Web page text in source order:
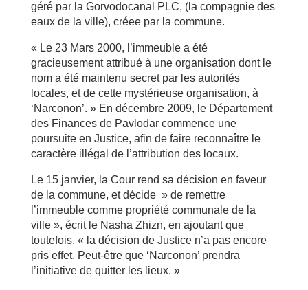
géré par la Gorvodocanal PLC, (la compagnie des
eaux de la ville), créee par la commune.
« Le 23 Mars 2000, l’immeuble a été
gracieusement attribué à une organisation dont le
nom a été maintenu secret par les autorités
locales, et de cette mystérieuse organisation, à
‘Narconon’. » En décembre 2009, le Département
des Finances de Pavlodar commence une
poursuite en Justice, afin de faire reconnaître le
caractère illégal de l’attribution des locaux.
Le 15 janvier, la Cour rend sa décision en faveur
de la commune, et décide » de remettre
l’immeuble comme propriété communale de la
ville », écrit le Nasha Zhizn, en ajoutant que
toutefois, « la décision de Justice n’a pas encore
pris effet. Peut-être que ‘Narconon’ prendra
l’initiative de quitter les lieux. »